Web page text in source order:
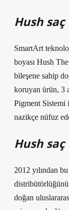
Hush
SmartArt
boyası Hush
bileşene sahip
koruyan ürün, 3
Pigment Sistemi
nazikçe nüfuz
Hush
2012 yılından
doğan